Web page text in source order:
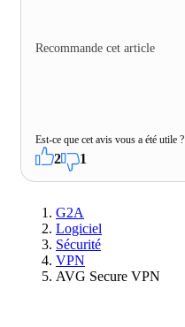
Recommande cet article
Est-ce que cet avis vous a été utile ?
2 1
G2A
Logiciel
Sécurité
VPN
AVG Secure VPN